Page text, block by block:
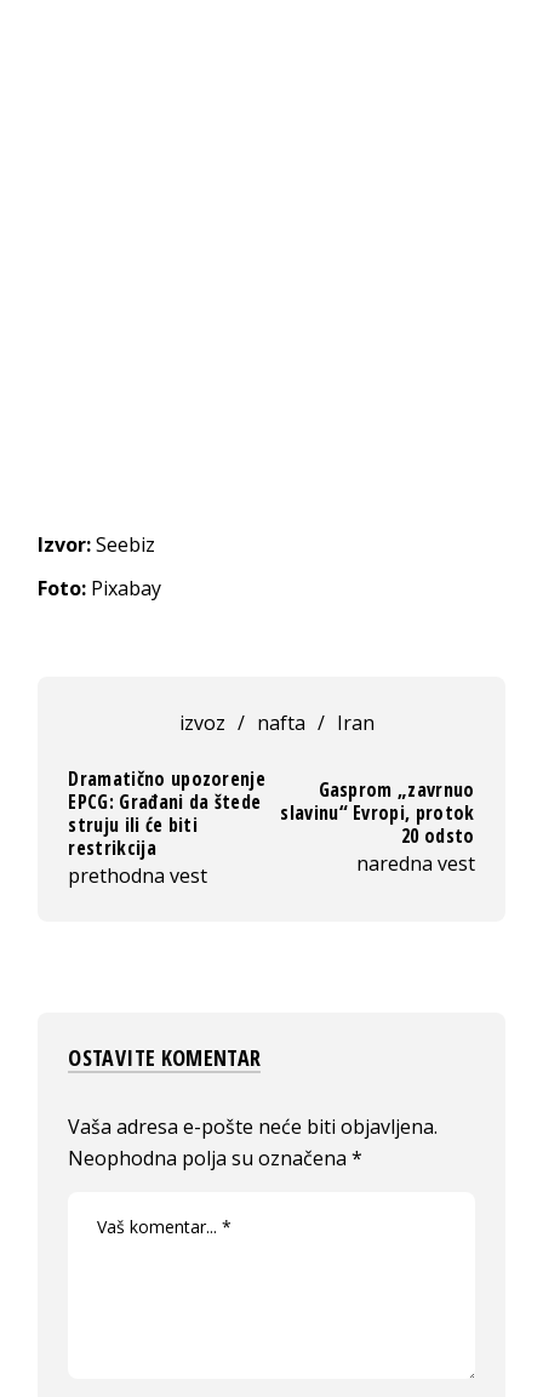
Izvor:Seebiz
Foto: Pixabay
izvoz / nafta / Iran
Dramatično upozorenje
EPCG: Građani da štede
struju ili će biti
restrikcija
prethodna vest
Gasprom „zavrnuo
slavinu“ Evropi, protok
20 odsto
naredna vest
OSTAVITE KOMENTAR
Vaša adresa e-pošte neće biti objavljena.
Neophodna polja su označena*